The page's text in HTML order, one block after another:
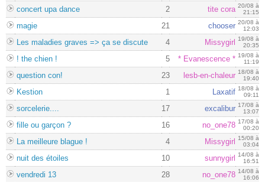
concert upa dance 2 tite cora 20/08 à
21:15
magie 21 chooser 20/08 à
12:03
Les maladies graves => ça se discute 4 Missygirl
19/08 à
20:35
! the chien ! 5 * Evanescence * 19/08 à
11:19
question con! 23 lesb-en-chaleur 18/08 à
19:40
Kestion 1 Laxatif 18/08 à
09:11
sorcelerie.... 17 excalibur 17/08 à
13:07
fille ou garçon ? 16 no_one78 17/08 à
00:20
La meilleure blague ! 4 Missygirl
15/08 à
03:04
nuit des étoiles 10 sunnygirl
14/08 à
16:51
vendredi 13 28 no_one78 14/08 à
16:06